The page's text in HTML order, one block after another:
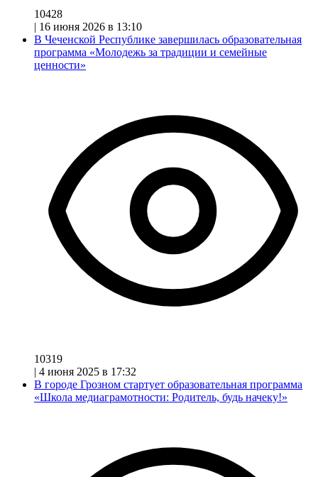
10428
| 16 июня 2026 в 13:10
В Чеченской Республике завершилась образовательная
программа «Молодежь за традиции и семейные
ценности»
10319
| 4 июня 2025 в 17:32
В городе Грозном стартует образовательная программа
«Школа медиаграмотности: Родитель, будь начеку!»